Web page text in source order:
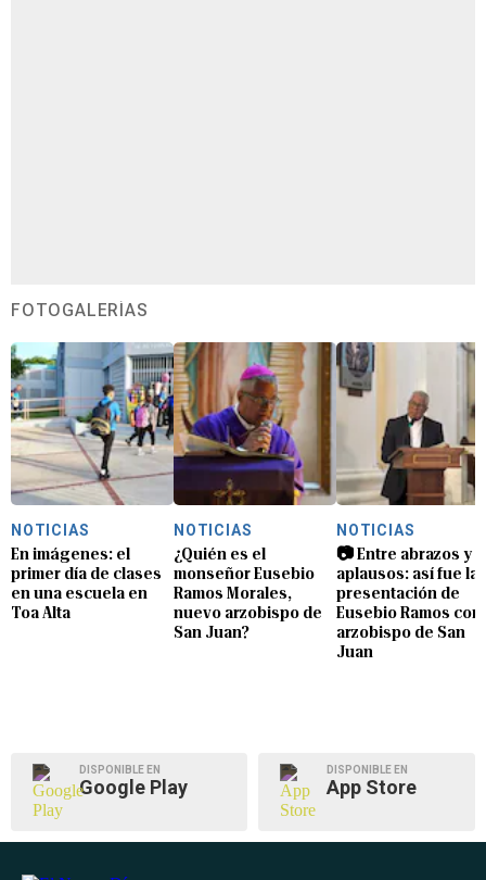
FOTOGALERÍAS
NOTICIAS
En imágenes: el
primer día de clases
en una escuela en
Toa Alta
NOTICIAS
¿Quién es el
monseñor Eusebio
Ramos Morales,
nuevo arzobispo de
San Juan?
NOTICIAS
📷 Entre abrazos y
aplausos: así fue la
presentación de
Eusebio Ramos
arzobispo de San
Juan
DISPONIBLE EN
Google Play
DISPONIBLE EN
App Store